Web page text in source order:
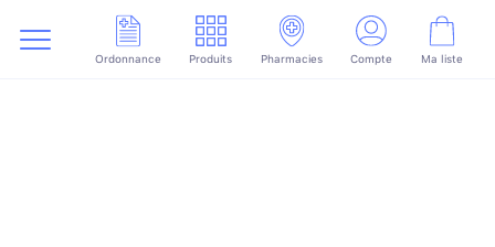
Ordonnance Produits Pharmacies Compte Ma liste